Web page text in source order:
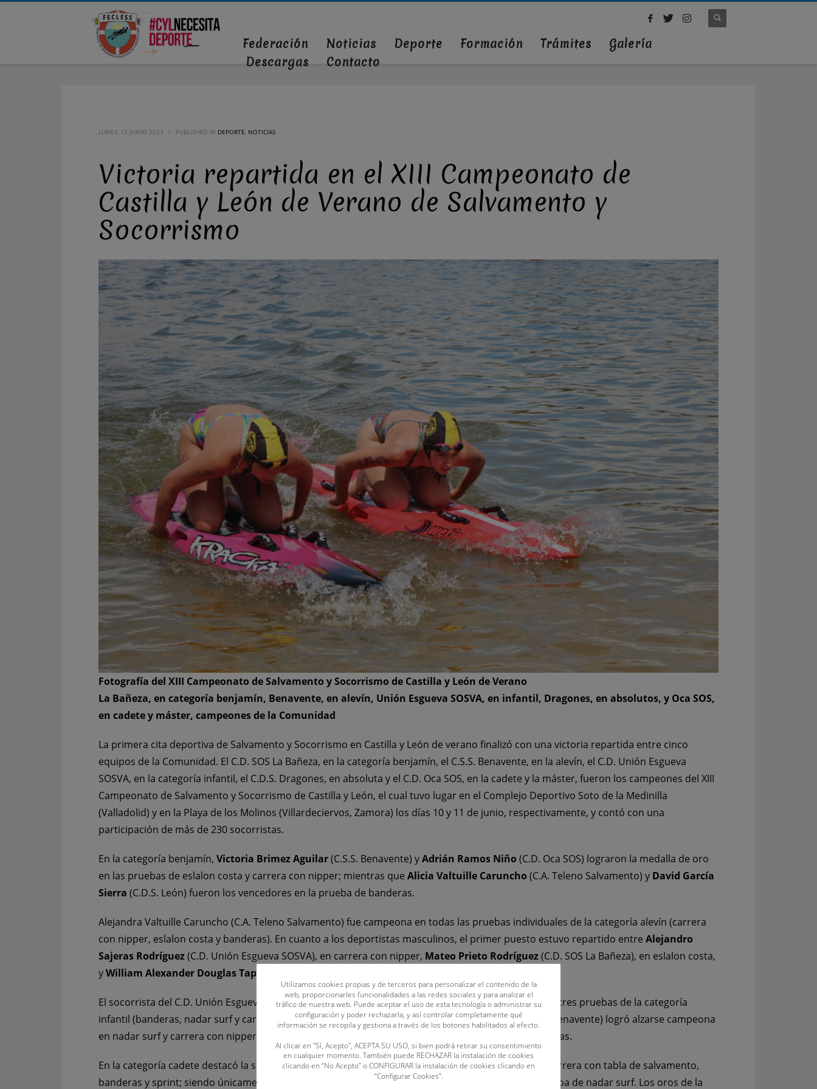
Federación Noticias Deporte Formación Trámites
Galería
Descargas
Contacto
LUNES, 12 JUNIO 2023 / PUBLISHED IN DEPORTE, NOTICIAS
Victoria repartida en el XIII Campeonato de
Castilla y León de Verano de Salvamento y
Socorrismo
Fotografía del XIII Campeonato de Salvamento y Socorrismo de Castilla y León de Verano
La Bañeza, en categoría benjamín, Benavente, en alevín, Unión Esgueva SOSVA, en infantil, Dragones, en absolutos, y Oca SOS,
en cadete y máster, campeones de la Comunidad
La primera cita deportiva de Salvamento y Socorrismo en Castilla y León de verano finalizó con una victoria repartida entre cinco
equipos de la Comunidad. El C.D. SOS La Bañeza, en la categoría benjamín, el C.S.S. Benavente, en la alevín, el C.D. Unión Esgueva
SOSVA, en la categoría infantil, el C.D.S. Dragones, en absoluta y el C.D. Oca SOS, en la cadete y la máster, fueron los campeones del XIII
Campeonato de Salvamento y Socorrismo de Castilla y León, el cual tuvo lugar en el Complejo Deportivo Soto de la Medinilla
(Valladolid) y en la Playa de los Molinos (Villardeciervos, Zamora) los días 10 y 11 de junio, respectivamente, y contó con una
participación de más de 230 socorristas.
En la categoría benjamín, Victoria Brimez Aguilar(C.S.S. Benavente) yAdrián Ramos Niño (C.D. Oca SOS) lograron la medalla de oro
en las pruebas de eslalon costa y carrera con nipper; mientras que Alicia Valtuille Caruncho (C.A. Teleno Salvamento) y David García
Sierra (C.D.S. León) fueron los vencedores en la prueba de banderas.
Alejandra Valtuille Caruncho (C.A. Teleno Salvamento) fue campeona en todas las pruebas individuales de la categoría alevín (carrera
con nipper, eslalon costa y banderas). En cuanto a los deportistas masculinos, el primer puesto estuvo repartido entre Alejandro
Sajeras Rodríguez(C.D. Unión Esgueva SOSVA), en carrera con nipper, Mateo Prieto Rodríguez(C.D. SOS La Bañeza), en eslalon costa,
yWilliam Alexander Douglas Tapioles
El socorrista del C.D. Unión Esgueva SOSVA, Á lex Miñambres Melgosa, se convirtió en el líder de las tres pruebas de la categoría
infantil (banderas, nadar surf y carrera con nipper). Por su parte,Paula Martínez González(C.S.S. Benavente) logró alzarse campeona
en nadar surf y carrera con nipper; siendo
(C.D. Oca SOS) primera en banderas.
En la categoría cadete destacó la socorristaIrene Calvo Julián(C.D.S. Dragones) con tres oros en carrera con tabla de salvamento,
banderas y sprint; siendo únicamente batida por
Sandra Santos Martínez (C.D. Oca SOS) en la prueba de nadar surf. Los oros de la
Utilizamos cookies propias y de terceros para personalizar el contenido de la
web, proporcionarles funcionalidades a las redes sociales y para analizar el
tráfico de nuestra web. Puede aceptar el uso de esta tecnología o administrar su
configuración y poder rechazarla, y así controlar completamente qué
información se recopila y gestiona a través de los botones habilitados al efecto.
Al clicar en "Sí, Acepto", ACEPTA SU USO, si bien podrá retirar su consentimiento
en cualquier momento. También puede RECHAZAR la instalación de cookies
clicando en “No Acepto" o CONFIGURAR la instalación de cookies clicando en
“Configurar Cookies”.